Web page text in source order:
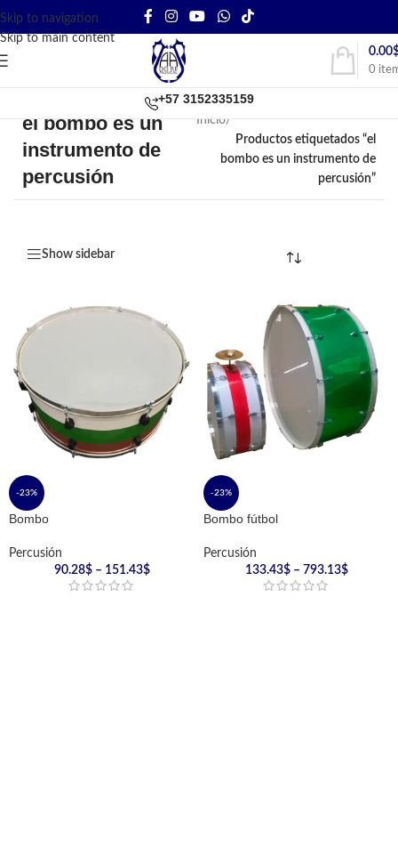
Skip to navigation
Skip to main content
0
0.00
+57 3152335159
el bombo es un
instrumento de
percusión
Inicio/
Productos etiquetados “el
bombo es un instrumento de
percusión”
Show sidebar
-23%
Bombo
Percusión
90.28$ – 151.43$
-23%
Bombo fútbol
Percusión
133.43$ – 793.13$